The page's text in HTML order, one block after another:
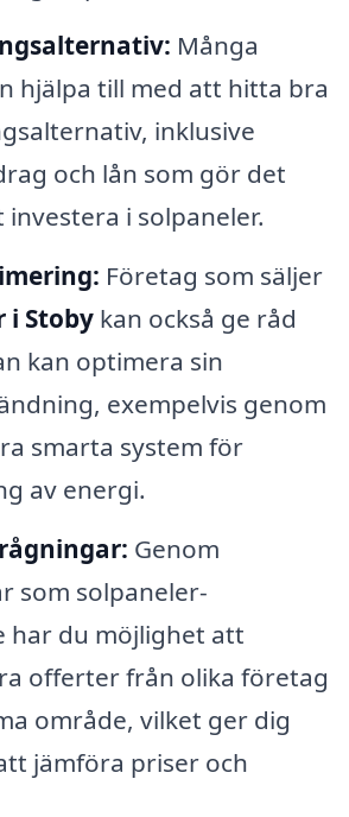
Många
hjälpa till med att hitta bra
inklusive
och lån som gör det
i solpaneler.
Företag som säljer
i Stobykan också ge råd
kan optimera sin
exempelvis genom
smarta system för
av energi.
Genom
som solpaneler-
har du möjlighet att
offerter från olika företag
område, vilket ger dig
jämföra priser och